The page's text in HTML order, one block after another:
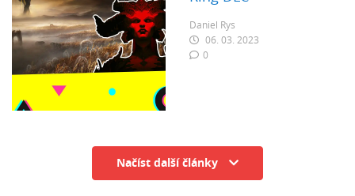
Daniel Rys
06. 03. 2023
0
Načíst další články